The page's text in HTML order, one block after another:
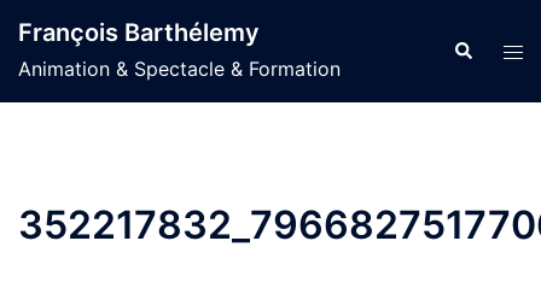
au
contenu
François Barthélemy
Animation & Spectacle & Formation